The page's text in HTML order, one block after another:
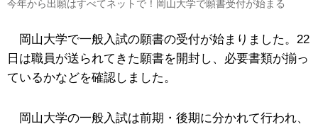
今年から出願はすべてネットで！岡山大学で願書受付が始まる
岡山大学で一般入試の願書の受付が始まりました。22
日は職員が送られてきた願書を開封し、必要書類が揃っ
ているかなどを確認しました。
岡山大学の一般入試は前期・後期に分かれて行われ、